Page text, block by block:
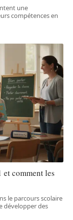
une
compétences en
et comment les
le parcours scolaire
développer des